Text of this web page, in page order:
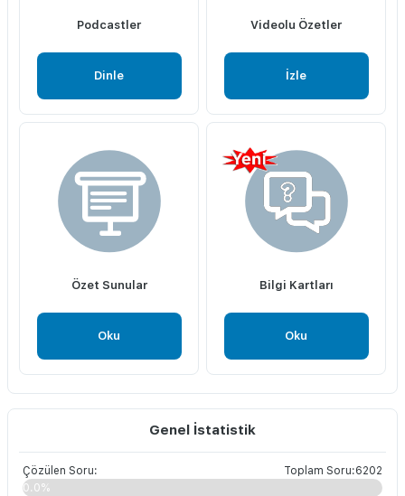
Podcastler
Dinle
Videolu Özetler
İzle
Özet Sunular
Oku
Bilgi Kartları
Oku
Genel İstatistik
Çözülen Soru:
Toplam Soru:6202
0.0%